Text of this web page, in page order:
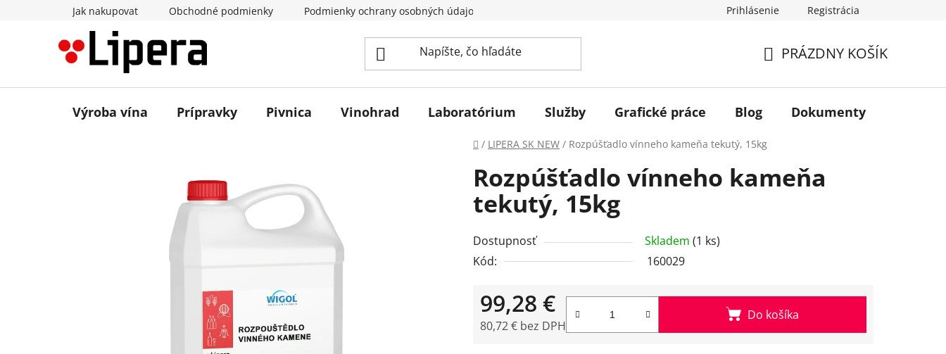
Jak nakupovat Obchodné podmienky Podmienky ochrany osobných údajov Prihlásenie Registrácia
KOŠÍK
PRÁZDNY KOŠÍK
Výroba vína Prípravky Pivnica Vinohrad Laboratórium Služby Grafické práce Blog Dokumenty
Domov
/ LIPERA SK NEW / Rozpúšťadlo vínneho kameňa tekutý, 15kg
Rozpúšťadlo vínneho kameňa
tekutý, 15kg
Dostupnosť Skladem (1 ks)
Kód:
160029
99,28 €
80,72 € bez DPH
Do košíka